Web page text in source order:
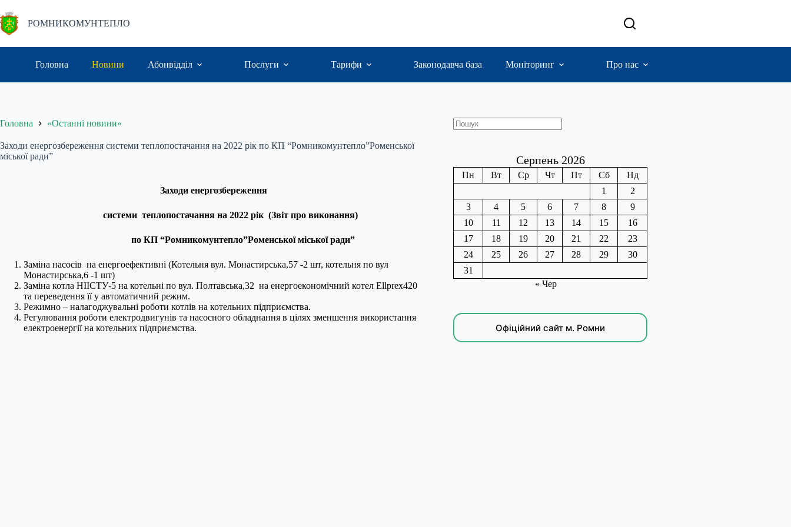
до
вмісту
РОМНИКОМУНТЕПЛО
Головна Новини Абонвідділ Послуги Тарифи Законодавча база Моніторинг Про нас
Головна «Останні новини»
Заходи енергозбереження системи теплопостачання на 2022 рік по КП “Ромникомунтепло”Роменської
міської ради”
Заходи енергозбереження
системи теплопостачання на 2022 рік (Звіт про виконання)
по КП “Ромникомунтепло”Роменської міської ради”
Заміна насосів на енергоефективні (Котельня вул. Монастирська,57 -2 шт, котельня по вул
Монастирська,6 -1 шт)
Заміна котла НІІСТУ-5 на котельні по вул. Полтавська,32 на енергоекономічний котел Ellprex420
та переведення її у автоматичний режим.
Режимно – налагоджувальні роботи котлів на котельних підприємства.
Регулювання роботи електродвигунів та насосного обладнання в цілях зменшення використання
електроенергії на котельних підприємства.
Пошук
Серпень 2026
Пн Вт Ср Чт Пт Сб
Нд
1
2
3
4 5 6 7 8
9
10
11 12 13 14 15
16
17
18 19 20 21 22
23
24
25 26 27 28 29
30
31
« Чер
Офіційний сайт м. Ромни